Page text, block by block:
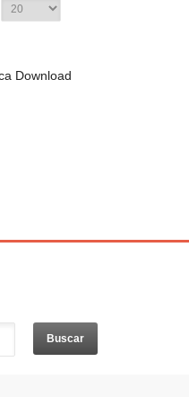
Download